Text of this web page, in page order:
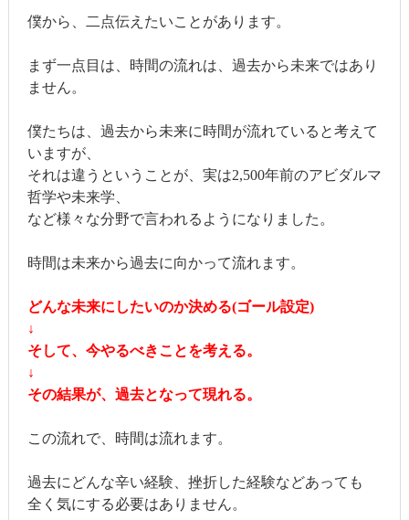
僕から、二点伝えたいことがあります。
まず一点目は、時間の流れは、過去から未来ではあり
ません。
僕たちは、過去から未来に時間が流れていると考えて
いますが、
それは違うということが、実は2,500年前のアビダルマ
哲学や未来学、
など様々な分野で言われるようになりました。
時間は未来から過去に向かって流れます。
どんな未来にしたいのか決める(ゴール設定)
↓
そして、今やるべきことを考える。
↓
その結果が、過去となって現れる。
この流れで、時間は流れます。
過去にどんな辛い経験、挫折した経験などあっても
全く気にする必要はありません。